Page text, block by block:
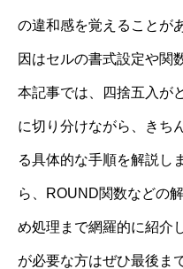
の違和感を覚えることが
因はセルの書式設定や関
本記事では、四捨五入が
に切り分けながら、きち
る具体的な手順を解説し
ら、ROUND関数などの
め処理まで網羅的に紹介
が必要な方はぜひ最後ま